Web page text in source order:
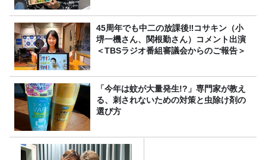
45周年でも中二の放課後‼コサキン（小
堺一機さん、関根勤さん）コメント出演
＜TBSラジオ番組審議会からのご報告＞
「今年は蚊が大量発生!?」専門家が教え
る、刺されないための対策と虫除け剤の
選び方